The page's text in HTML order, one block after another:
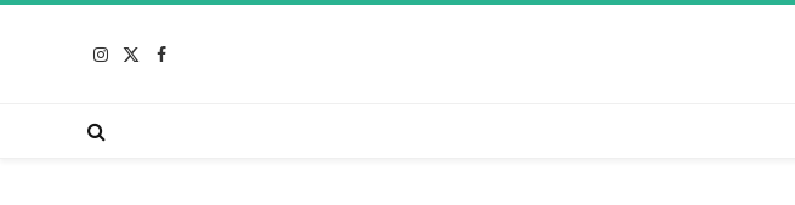
فيسبوك
X
الانستغرام